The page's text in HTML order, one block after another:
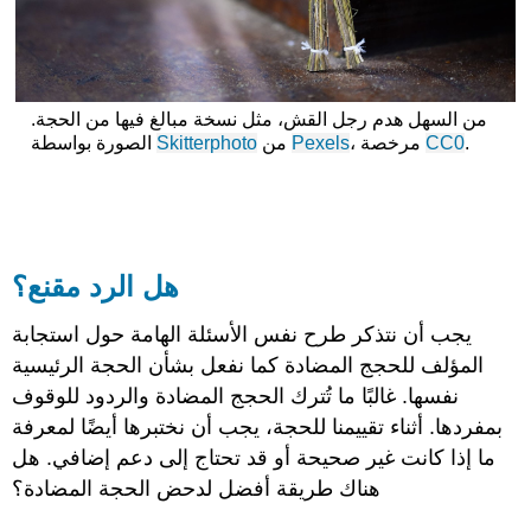
من السهل هدم رجل القش، مثل نسخة مبالغ فيها من الحجة.
الصورة بواسطة Skitterphoto من Pexels ، مرخصة CC0.
هل الرد مقنع؟
يجب أن نتذكر طرح نفس الأسئلة الهامة حول استجابة
المؤلف للحجج المضادة كما نفعل بشأن الحجة الرئيسية
نفسها. غالبًا ما تُترك الحجج المضادة والردود للوقوف
بمفردها. أثناء تقييمنا للحجة، يجب أن نختبرها أيضًا لمعرفة
ما إذا كانت غير صحيحة أو قد تحتاج إلى دعم إضافي. هل
هناك طريقة أفضل لدحض الحجة المضادة؟